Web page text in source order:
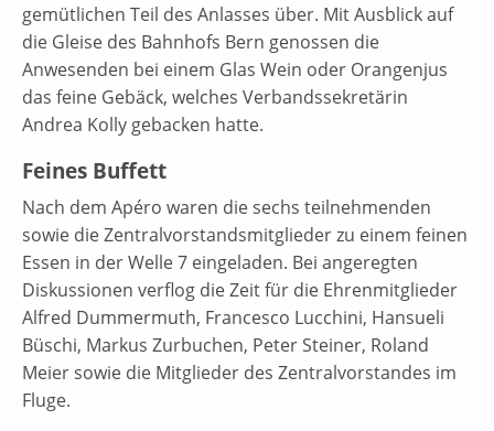
gemütlichen Teil des Anlasses über. Mit Ausblick auf
die Gleise des Bahnhofs Bern genossen die
Anwesenden bei einem Glas Wein oder Orangenjus
das feine Gebäck, welches Verbandssekretärin
Andrea Kolly gebacken hatte.
Feines Buffett
Nach dem Apéro waren die sechs teilnehmenden
sowie die Zentralvorstandsmitglieder zu einem feinen
Essen in der Welle 7 eingeladen. Bei angeregten
Diskussionen verflog die Zeit für die Ehrenmitglieder
Alfred Dummermuth, Francesco Lucchini, Hansueli
Büschi, Markus Zurbuchen, Peter Steiner, Roland
Meier sowie die Mitglieder des Zentralvorstandes im
Fluge.